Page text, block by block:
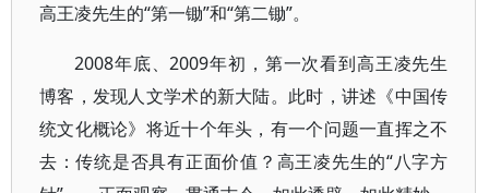
高王凌先生的“第一锄”和“第二锄”。
2008年底、2009年初，第一次看到高王凌先生
博客，发现人文学术的新大陆。此时，讲述《中国传
统文化概论》将近十个年头，有一个问题一直挥之不
去：传统是否具有正面价值？高王凌先生的“八字方